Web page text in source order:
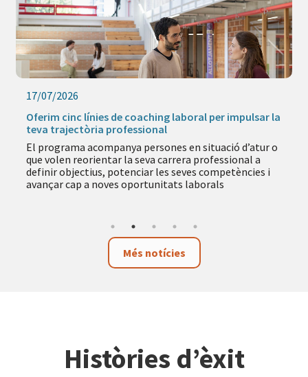
17/07/2026
Oferim cinc línies de coaching laboral per impulsar la
teva trajectòria professional
El programa acompanya persones en situació d’atur o
que volen reorientar la seva carrera professional a
definir objectius, potenciar les seves competències i
avançar cap a noves oportunitats laborals
Més notícies
Històries d’èxit